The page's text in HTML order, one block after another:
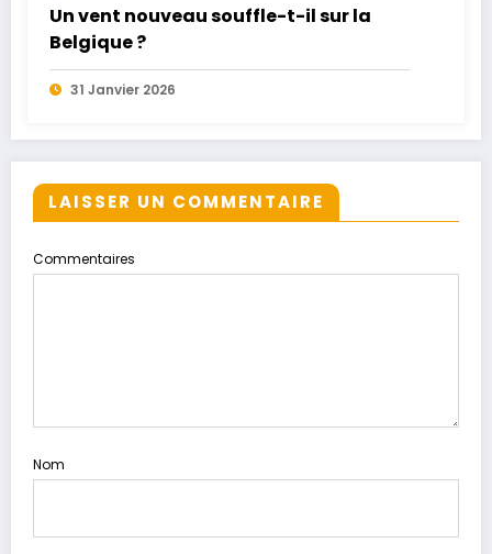
Un vent nouveau souffle-t-il sur la
Belgique ?
31 Janvier 2026
LAISSER UN COMMENTAIRE
Commentaires
Nom